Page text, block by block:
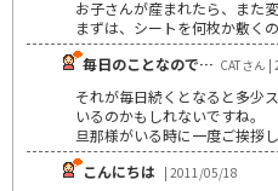
お子さんが産まれたら、また
まずは、シートを何枚か敷く
毎日のことなので… CATさん
それが毎日続くとなると多少
いるのかもしれないですね。
旦那様がいる時に一度ご挨拶
こんにちは | 2011/05/18